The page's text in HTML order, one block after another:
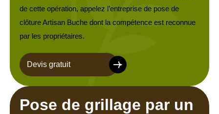
de cette opération, appelez l’entreprise de pose de
clôture Artisan Buche dont la compétence est reconnue
par les propriétaires.
Devis gratuit
Pose de grillage par un